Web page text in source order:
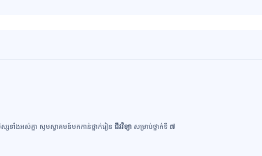
ទាំងអស់គ្នា សូមស្វាគមន៍មកកាន់ថ្នាក់រៀន ជីវវិទ្យា សម្រាប់ថ្នាក់ទី ៧